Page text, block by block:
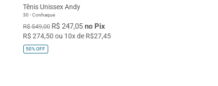
Tênis Unissex Andy
30 - Conhaque
R$ 549,00 R$ 247,05 no Pix
R$ 274,50 ou 10x de R$27,45
50%OFF